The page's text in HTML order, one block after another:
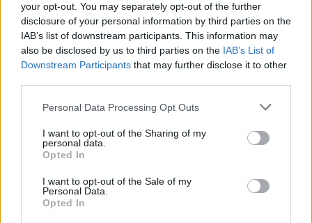
your opt-out. You may separately opt-out of the further
disclosure of your personal information by third parties on the
IAB’s list of downstream participants. This information may
also be disclosed by us to third parties on the IAB’s List of
Downstream Participants that may further disclose it to other
Please note that this website/app uses one or more Google
not limited to your visit or usage behaviour. You may click to
grant or deny consent to Google and its third-party tags to
use your data for below specified purposes in below Google
consent section.
Personal Data Processing Opt Outs
I want to opt-out of the Sharing of my
personal data.
Opted In
I want to opt-out of the Sale of my
Personal Data.
Opted In